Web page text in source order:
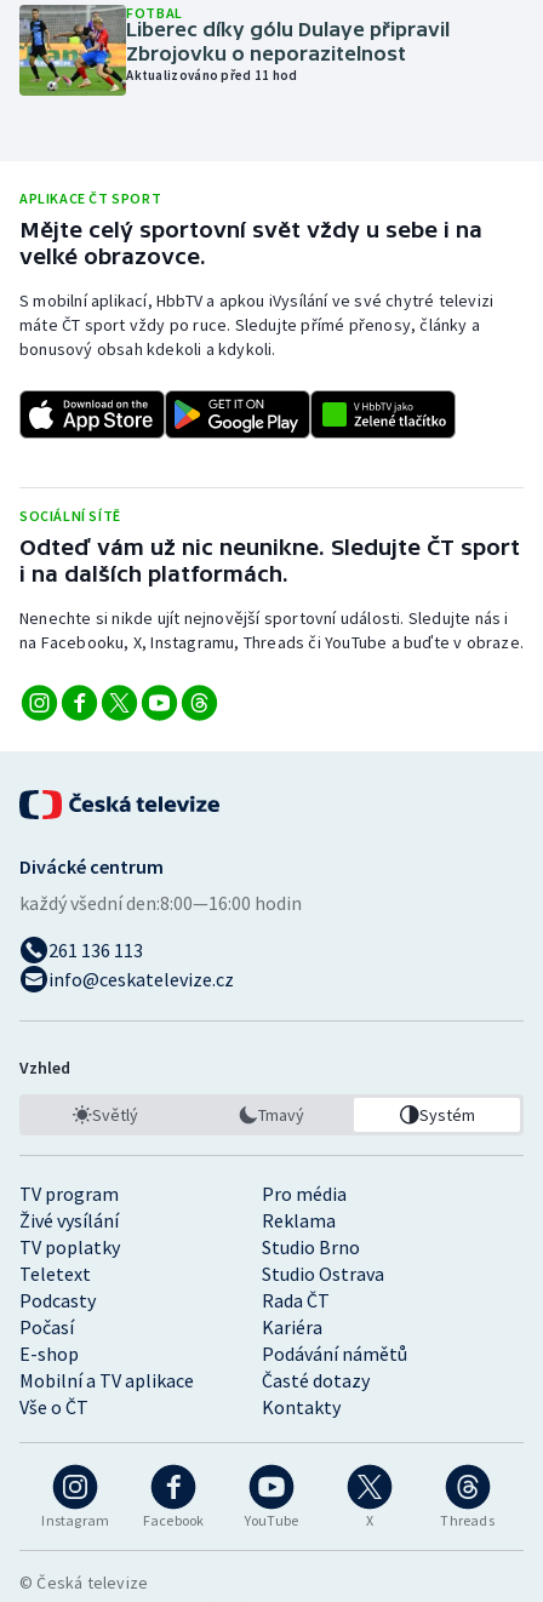
Olympijské hry
Parasport
Ragby
Rychlobruslení
Rychlostní kanoistika
Short track
Stolní tenis
Veslování
Vodní slalom
Ostatní
FOTBAL
Liberec díky gólu Dulaye připravil
Zbrojovku o neporazitelnost
Aktualizováno před 11 hod
APLIKACE ČT SPORT
Mějte celý sportovní svět vždy u sebe i na
velké obrazovce.
S mobilní aplikací, HbbTV a apkou iVysílání ve své chytré televizi
máte ČT sport vždy po ruce. Sledujte přímé přenosy, články a
bonusový obsah kdekoli a kdykoli.
SOCIÁLNÍ SÍTĚ
Odteď vám už nic neunikne. Sledujte ČT sport
i na dalších platformách.
Nenechte si nikde ujít nejnovější sportovní události. Sledujte nás i
na Facebooku, X, Instagramu, Threads či YouTube a buďte v obraze.
Instagram Facebook YouTube X Threads
TV program
Pro média
Živé vysílání
Reklama
TV poplatky
Studio Brno
Teletext
Studio Ostrava
Podcasty
Rada ČT
Počasí
Kariéra
E-shop
Podávání námětů
Mobilní a TV aplikace
Časté dotazy
Vše o ČT
Kontakty
Divácké centrum
každý všední den:8:00—16:00 hodin
261 136 113
info@ceskatelevize.cz
Vzhled
Světlý Tmavý Systém
© Česká televize